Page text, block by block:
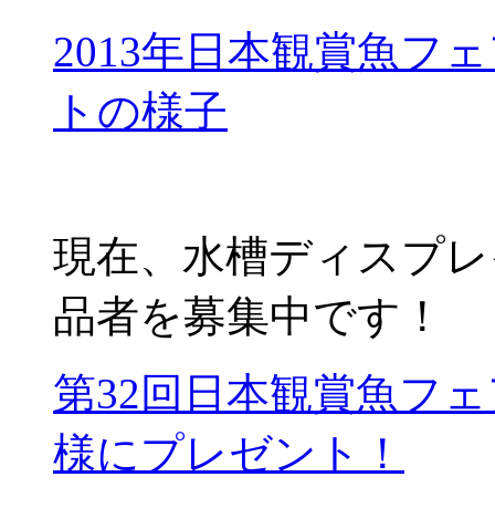
2013年日本観賞魚フ
トの様子
現在、水槽ディスプ
品者を募集中です！
第32回日本観賞魚フ
様にプレゼント！